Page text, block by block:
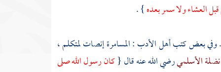
العشاء ولا سمر بعده} .
. وفي بعض كتب أهل الأدب : المسامرة إنصات لمتكلم ،
نضلة الأسلميرضي الله عنه قال {كان رسول الله صلى